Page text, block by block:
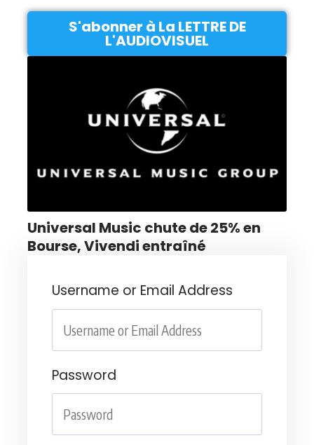
S'abonner à La LETTRE DE
L'AUDIOVISUEL
Universal Music chute de 25% en
Bourse, Vivendi entraîné
Username or Email Address
Password